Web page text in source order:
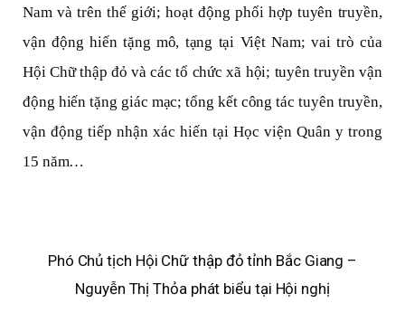
Nam và trên thế giới; hoạt động phối hợp tuyên truyền,
vận động hiến tặng mô, tạng tại Việt Nam; vai trò của
Hội Chữ thập đỏ và các tổ chức xã hội; tuyên truyền vận
động hiến tặng giác mạc; tổng kết công tác tuyên truyền,
vận động tiếp nhận xác hiến tại Học viện Quân y trong
15 năm…
Phó Chủ tịch Hội Chữ thập đỏ tỉnh Bắc Giang –
Nguyễn Thị Thỏa phát biểu tại Hội nghị